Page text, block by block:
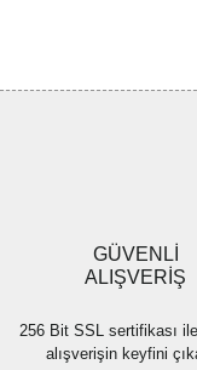
Ürün fiyatı diğer
Bu ürüne benzer
GÜVENLİ
ALIŞVERİŞ
256 Bit SSL sertifikası
alışverişin keyfini